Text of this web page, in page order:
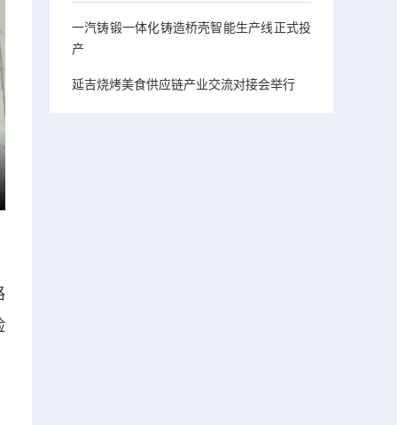
一汽铸锻一体化铸造桥壳智能生产线正式投
产
延吉烧烤美食供应链产业交流对接会举行